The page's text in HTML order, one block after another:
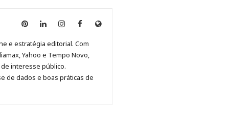
Anny
no
Pinterest
Anny
no
LinkedIn
Anny
no
Instagram
Anny
no
Facebook
Site
e estratégia editorial. Com
Yahoo e Tempo Novo,
interesse público.
de dados e boas práticas de